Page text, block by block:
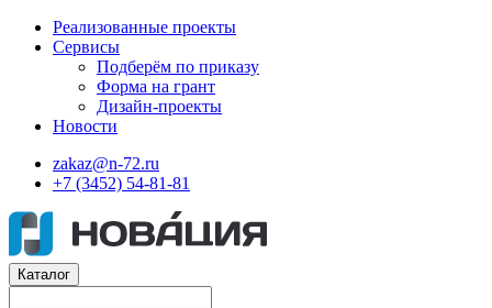
Реализованные проекты
Сервисы
Подберём по приказу
Форма на грант
Дизайн-проекты
Новости
zakaz@n-72.ru
+7 (3452) 54-81-81
Каталог